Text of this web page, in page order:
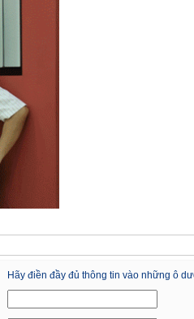
Hãy điền đầy đủ thông tin vào những ô